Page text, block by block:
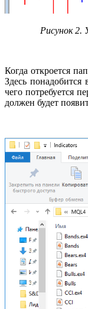
Рисунок 2.
Когда откроется
Здесь
чего потребуется
должен будет